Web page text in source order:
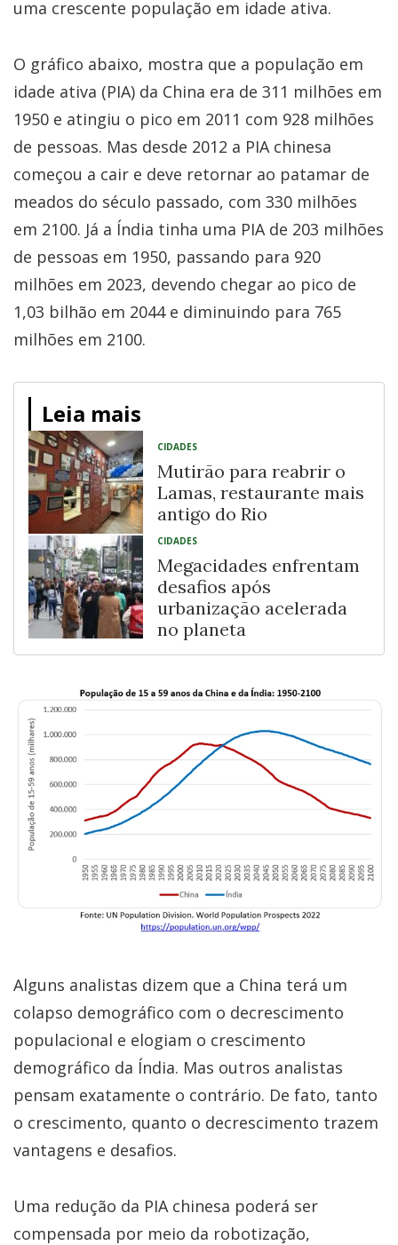
uma crescente população em idade ativa.
O gráfico abaixo, mostra que a população em
idade ativa (PIA) da China era de 311 milhões em
1950 e atingiu o pico em 2011 com 928 milhões
de pessoas. Mas desde 2012 a PIA chinesa
começou a cair e deve retornar ao patamar de
meados do século passado, com 330 milhões
em 2100. Já a Índia tinha uma PIA de 203 milhões
de pessoas em 1950, passando para 920
milhões em 2023, devendo chegar ao pico de
1,03 bilhão em 2044 e diminuindo para 765
milhões em 2100.
Leia mais
CIDADES
Mutirão para reabrir o
Lamas, restaurante mais
antigo do Rio
CIDADES
Megacidades enfrentam
desafios após
urbanização acelerada
no planeta
Alguns analistas dizem que a China terá um
colapso demográfico com o decrescimento
populacional e elogiam o crescimento
demográfico da Índia. Mas outros analistas
pensam exatamente o contrário. De fato, tanto
o crescimento, quanto o decrescimento trazem
vantagens e desafios.
Uma redução da PIA chinesa poderá ser
compensada por meio da robotização,